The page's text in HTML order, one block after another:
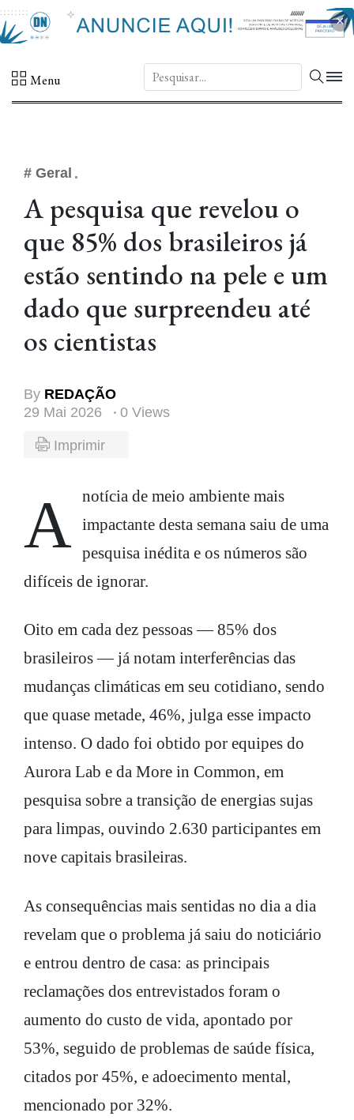
×
Menu DN.
# Geral
A pesquisa que revelou o
que 85% dos brasileiros já
estão sentindo na pele e um
dado que surpreendeu até
os cientistas
By REDAÇÃO
29 Mai 2026
0 Views
Imprimir
A notícia de meio ambiente mais impactante desta semana saiu de uma
pesquisa inédita e os números são
difíceis de ignorar.
Oito em cada dez pessoas — 85% dos
brasileiros — já notam interferências das
mudanças climáticas em seu cotidiano, sendo
que quase metade, 46%, julga esse impacto
intenso. O dado foi obtido por equipes do
Aurora Lab e da More in Common, em
pesquisa sobre a transição de energias sujas
para limpas, ouvindo 2.630 participantes em
nove capitais brasileiras.
As consequências mais sentidas no dia a dia
revelam que o problema já saiu do noticiário
e entrou dentro de casa: as principais
reclamações dos entrevistados foram o
aumento do custo de vida, apontado por
53%, seguido de problemas de saúde física,
citados por 45%, e adoecimento mental,
mencionado por 32%.